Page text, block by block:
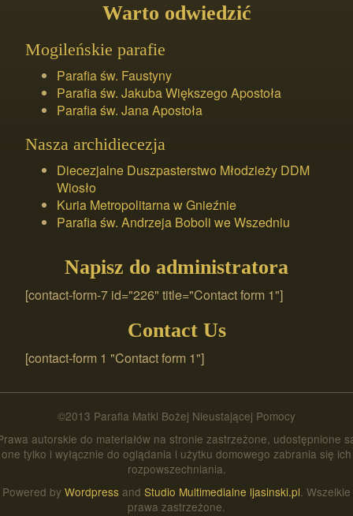
Warto odwiedzić
Mogileńskie parafie
Parafia św. Faustyny
Parafia św. Jakuba Większego Apostoła
Parafia św. Jana Apostoła
Nasza archidiecezja
Diecezjalne Duszpasterstwo Młodzieży DDM
Wiosło
Kuria Metropolitarna w Gnieźnie
Parafia św. Andrzeja Boboli we Wszedniu
Napisz do administratora
[contact-form-7 id="226" title="Contact form 1"]
Contact Us
[contact-form 1 "Contact form 1"]
©2013 Parafia Matki Bożej Nieustającej Pomocy
autorskie do materiałów na stronie zastrzeżone, udostępnione
one tylko i wyłącznie do oglądania i użytku domowego zabrania się ich
rozpowszechniania.
Powered by Wordpress and Studio Multimedialne ljasinski.pl. Wszelkie
prawa zastrzeżone.